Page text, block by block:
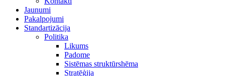
Jaunumi
Pakalpojumi
Standartizācija
Politika
Likums
Padome
Sistēmas struktūrshēma
Stratēģija